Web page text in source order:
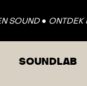
PRINT, FOTO,
SOUNDLAB